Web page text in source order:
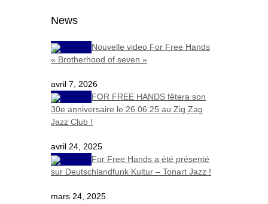
News
Nouvelle video For Free Hands
« Brotherhood of seven »
avril 7, 2026
FOR FREE HANDS fêtera son
30e anniversaire le 26.06.25 au Zig Zag
Jazz Club !
avril 24, 2025
For Free Hands a été présenté
sur Deutschlandfunk Kultur – Tonart Jazz !
mars 24, 2025